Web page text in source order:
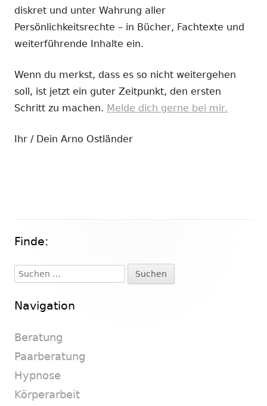
öffnen
diskret und unter Wahrung aller
Persönlichkeitsrechte – in Bücher, Fachtexte und
weiterführende Inhalte ein.
Wenn du merkst, dass es so nicht weitergehen
soll, ist jetzt ein guter Zeitpunkt, den ersten
Schritt zu machen. Melde dich gerne bei mir.
Ihr / Dein Arno Ostländer
Haupt-
Seitenleiste
Finde:
Suchen
nach:
Navigation
Beratung
Paarberatung
Hypnose
Körperarbeit